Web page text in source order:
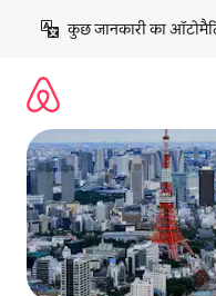
छोड़कर
कॉन्टेंट
कुछ जानकारी का